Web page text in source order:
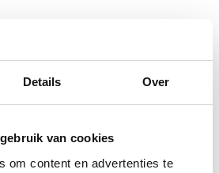
Details Over
van cookies
om content en advertenties te